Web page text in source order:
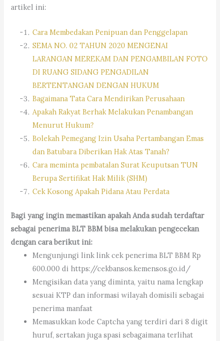
artikel ini:
Cara Membedakan Penipuan dan Penggelapan
SEMA NO. 02 TAHUN 2020 MENGENAI
LARANGAN MEREKAM DAN PENGAMBILAN FOTO
DI RUANG SIDANG PENGADILAN
BERTENTANGAN DENGAN HUKUM
Bagaimana Tata Cara Mendirikan Perusahaan
Apakah Rakyat Berhak Melakukan Penambangan
Menurut Hukum?
Bolekah Pemegang Izin Usaha Pertambangan Emas
dan Batubara Diberikan Hak Atas Tanah?
Cara meminta pembatalan Surat Keuputsan TUN
Berupa Sertifikat Hak Milik (SHM)
Cek Kosong Apakah Pidana Atau Perdata
Bagi yang ingin memastikan apakah Anda sudah terdaftar
sebagai penerima BLT BBM bisa melakukan pengecekan
dengan cara berikut ini:
Mengunjungi link link cek penerima BLT BBM Rp
600.000 di https://cekbansos.kemensos.go.id/
Mengisikan data yang diminta, yaitu nama lengkap
sesuai KTP dan informasi wilayah domisili sebagai
penerima manfaat
Memasukkan kode Captcha yang terdiri dari 8 digit
huruf, sertakan juga spasi sebagaimana terlihat